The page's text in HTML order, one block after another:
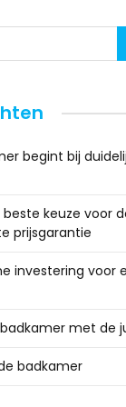
begint bij
keuze voor
prijsgarantie
investering voor
met de
badkamer